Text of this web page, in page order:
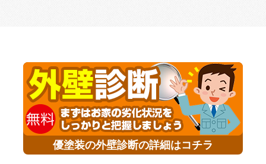
優塗装の外壁診断の詳細はコチラ